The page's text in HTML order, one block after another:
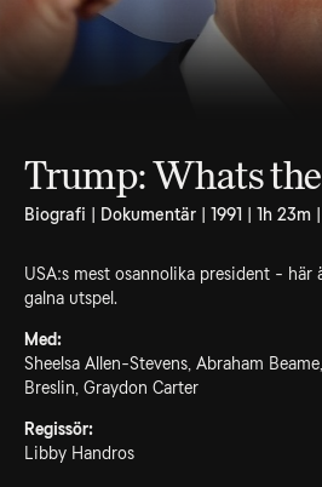
Trump: Whats
Biografi | Dokumentär | 1991 | 1h 23m
USA:s mest osannolika president - här
galna utspel.
Med:
Sheelsa Allen-Stevens, Abraham
Breslin, Graydon Carter
Regissör:
Libby Handros